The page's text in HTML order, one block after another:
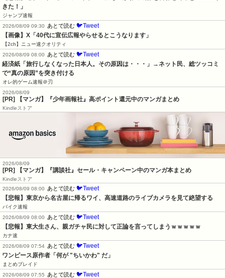
きた！」
ジャンプ速報
2026/08/09 09:30
あとで読む 🐦Tweet
【画像】X「40代に宣伝広報やらせるとこうなります」
【2ch】ニュー速クオリティ
2026/08/09 08:00
あとで読む 🐦Tweet
経済紙「旅行しなくなった日本人。その原因は・・・」→ネット民、総ツッコミ
で“真の原因”を突き付ける
オレ的ゲーム速報＠刃
2026/08/09
[PR] 【マンガ】『少年画報社』高ポイント還元中のマンガまとめ
Kindleストア
2026/08/09
[PR] 【マンガ】『講談社』セール・キャンペーン中のマンガ本まとめ
Kindleストア
2026/08/09 08:00
あとで読む 🐦Tweet
【悲報】東京から名古屋に帰るワイ、高速道路のライブカメラを見て絶望する
バイク速報
2026/08/09 08:00
あとで読む 🐦Tweet
【悲報】東大生さん、親ガチャ民に対して正論を言ってしまうｗｗｗｗｗ
カナ速
2026/08/09 07:54 あとで読む 🐦Tweet
ワンピース原作者「何が "ちいかわ" だ」
まとめブレイド
2026/08/09 07:55
あとで読む 🐦Tweet